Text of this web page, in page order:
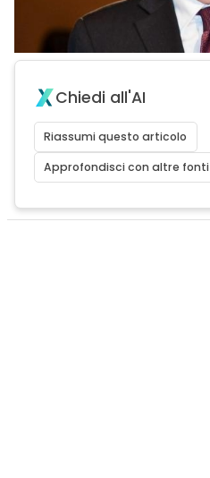
Chiedi all'AI
Riassumi questo articolo
Approfondisci con altre fonti